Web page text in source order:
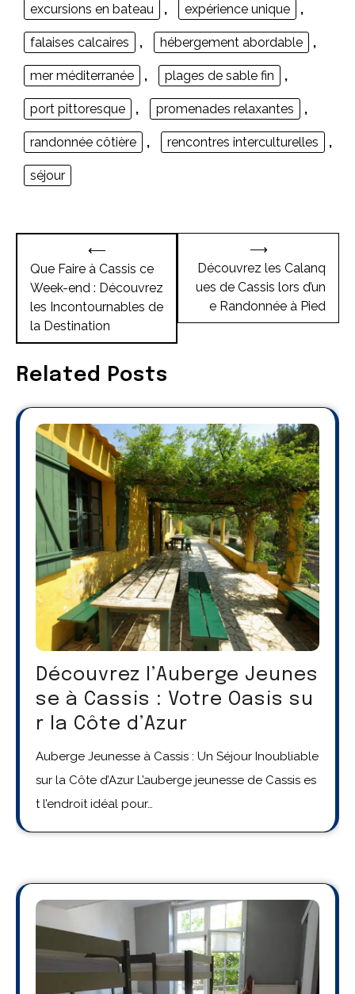
excursions en bateau , expérience unique ,
falaises calcaires , hébergement abordable ,
mer méditerranée , plages de sable fin ,
port pittoresque , promenades relaxantes ,
randonnée côtière , rencontres interculturelles ,
séjour
Navigation
de
l’article
⟵
Que Faire à Cassis ce
Week-end : Découvrez
les Incontournables de
la Destination
Découvrez les Calanq
ues de Cassis lors d’un
e Randonnée à Pied
⟶
Related Posts
Découvrez l’Auberge Jeunes
se à Cassis : Votre Oasis su
r la Côte d’Azur
Auberge Jeunesse à Cassis : Un Séjour Inoubliable
sur la Côte d’Azur L’auberge jeunesse de Cassis es
t l’endroit idéal pour…